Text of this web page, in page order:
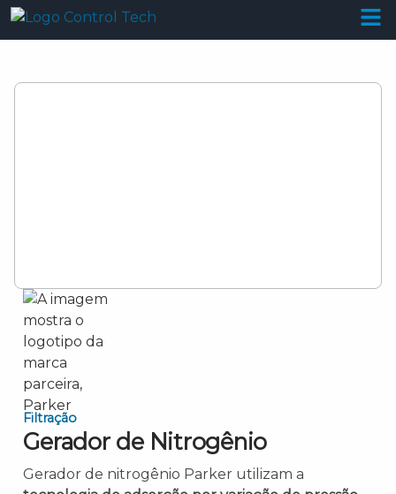
Filtração
Gerador de Nitrogênio
Gerador de nitrogênio Parker utilizam a